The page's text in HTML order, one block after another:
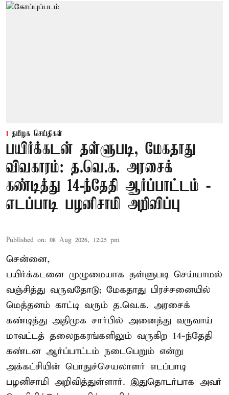
தமிழக செய்திகள்
பயிர்க்கடன் தள்ளுபடி, மேகதாது
விவகாரம்: த.வெ.க. அரசைக்
கண்டித்து 14-ந்தேதி ஆர்ப்பாட்டம் -
எடப்பாடி பழனிசாமி அறிவிப்பு
Published on: 08 Aug 2026, 12:25 pm
சென்னை,
பயிர்க்கடனை முழுமையாக தள்ளுபடி செய்யாமல்
வஞ்சித்து வருவதோடு; மேகதாது பிரச்சனையில்
மெத்தனம் காட்டி வரும் த.வெ.க. அரசைக்
கண்டித்து அதிமுக சார்பில் அனைத்து வருவாய்
மாவட்டத் தலைநகரங்களிலும் வருகிற 14-ந்தேதி
கண்டன ஆர்ப்பாட்டம் நடைபெறும் என்று
அக்கட்சியின் பொதுச்செயலாளர் எடப்பாடி
பழனிசாமி அறிவித்துள்ளார். இதுதொடர்பாக அவர்